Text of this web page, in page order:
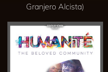
Granjero Alcista)